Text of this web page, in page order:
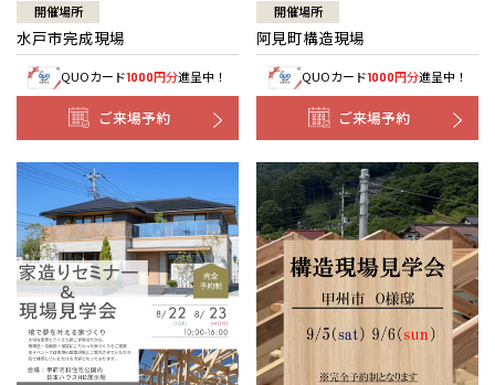
開催場所
水戸市完成現場
QUOカード1000円分進呈中！
ご来場予約
開催場所
阿見町構造現場
QUOカード1000円分進呈中！
ご来場予約